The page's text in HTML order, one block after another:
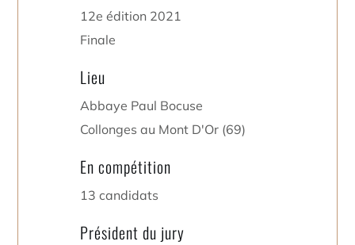
12e édition 2021
Finale
Lieu
Abbaye Paul Bocuse
Collonges au Mont D'Or (69)
En compétition
13 candidats
Président du jury